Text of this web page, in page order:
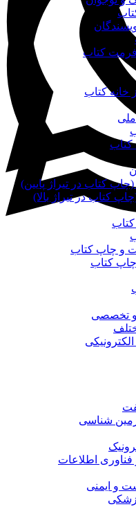
فرمت کتاب
ملی
کتاب
کتاب در تیراژ پایین)
کتاب در تیراژ بالا)
و چاپ کتاب
چاپ کتاب
و تخصصی
شناسی
فناوری اطلاعات
و ایمنی